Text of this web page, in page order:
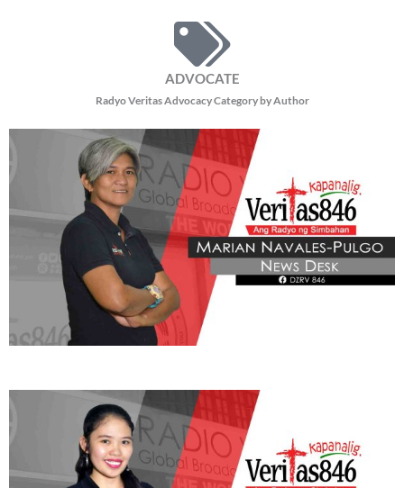
ADVOCATE
Radyo Veritas Advocacy Category by Author